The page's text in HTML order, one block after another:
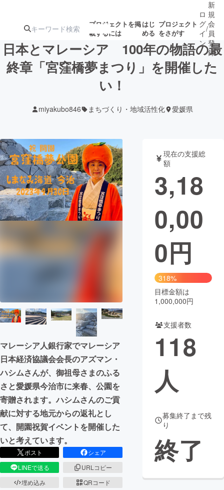
プロジェクトを掲
載するには
はじ
める
プロジェクト
をさがす
注目の新着プロ
テクノロジー・ガジェット
映像・映画 書籍・雑誌
ビジネス・起業 チャレンジ
CAMPFIRE Creation
コミュニティ
ロ
グ
イ
ン
/
新
規
会
員
登
録
日本とマレーシア 100年の物語の最
終章「宮窪橋夢まつり」を開催した
い！
miyakubo846 まちづくり・地域活性化 愛媛県
マレーシア人銀行家でマレーシア
日本経済協議会会長のアズマン・
ハシムさんが、御祖母さまのふる
さと愛媛県今治市に来春、公園を
寄贈されます。ハシムさんのご貢
献に対する地元からの返礼とし
て、開園祝賀イベントを開催した
いと考えています。
ポスト
シェア
LINEで送る
URLコピー
埋め込み
QRコード
現在の支援総
額
3,18
0,00
0円
318%
目標金額は
1,000,000円
支援者数
118
人
募集終了まで残
り
終了